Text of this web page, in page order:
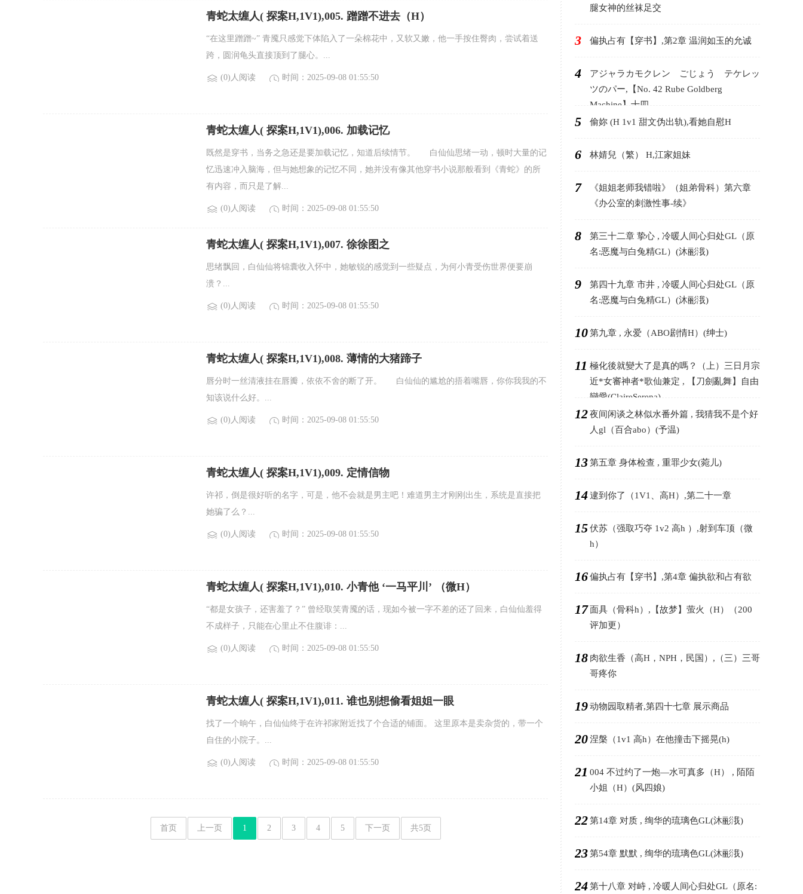
青蛇太缠人( 探案H,1V1),005. 蹭蹭不进去（H）
“在这里蹭蹭~” 青魇只感觉下体陷入了一朵棉花中，又软又嫩，他一手按住臀肉，尝试着送
跨，圆润龟头直接顶到了腿心。...
(0)人阅读 时间：2025-09-08 01:55:50
青蛇太缠人( 探案H,1V1),006. 加载记忆
既然是穿书，当务之急还是要加载记忆，知道后续情节。 白仙仙思绪一动，顿时大量的记
忆迅速冲入脑海，但与她想象的记忆不同，她并没有像其他穿书小说那般看到《青蛇》的所
有内容，而只是了解...
(0)人阅读 时间：2025-09-08 01:55:50
青蛇太缠人( 探案H,1V1),007. 徐徐图之
思绪飘回，白仙仙将锦囊收入怀中，她敏锐的感觉到一些疑点，为何小青受伤世界便要崩
溃？...
(0)人阅读 时间：2025-09-08 01:55:50
青蛇太缠人( 探案H,1V1),008. 薄情的大猪蹄子
唇分时一丝清液挂在唇瓣，依依不舍的断了开。 白仙仙的尴尬的捂着嘴唇，你你我我的不
知该说什么好。...
(0)人阅读 时间：2025-09-08 01:55:50
青蛇太缠人( 探案H,1V1),009. 定情信物
许祁，倒是很好听的名字，可是，他不会就是男主吧！难道男主才刚刚出生，系统是直接把
她骗了么？...
(0)人阅读 时间：2025-09-08 01:55:50
青蛇太缠人( 探案H,1V1),010. 小青他 ‘一马平川’ （微H）
“都是女孩子，还害羞了？” 曾经取笑青魇的话，现如今被一字不差的还了回来，白仙仙羞得
不成样子，只能在心里止不住腹诽：...
(0)人阅读 时间：2025-09-08 01:55:50
青蛇太缠人( 探案H,1V1),011. 谁也别想偷看姐姐一眼
找了一个晌午，白仙仙终于在许祁家附近找了个合适的铺面。 这里原本是卖杂货的，带一个
自住的小院子。...
(0)人阅读 时间：2025-09-08 01:55:50
首页 上一页 1 2 3 4 5 下一页 共5页
腿女神的丝袜足交
3 偏执占有【穿书】,第2章 温润如玉的允诚
4
アジャラカモクレン ごじょう テケレッ
ツのパー,【No. 42 Rube Goldberg
Machine】十四
5 偷妳 (H 1v1 甜文伪出轨),看她自慰H
6 林婧兒（繁） H,江家姐妹
7
《姐姐老师我错啦》（姐弟骨科）第六章
《办公室的刺激性事-续》
8
第三十二章 挚心 , 冷暖人间心归处GL（原
名:恶魔与白兔精GL）(沐彨涐)
9
第四十九章 市井 , 冷暖人间心归处GL（原
名:恶魔与白兔精GL）(沐彨涐)
10第九章 , 永爱（ABO剧情H）(绅士)
11 極化後就變大了是真的嗎？（上）三日月宗
近*女審神者*歌仙兼定 , 【刀劍亂舞】自由
戀愛(ClaireSerena)
12夜间闲谈之林似水番外篇 , 我猜我不是个好
人gl（百合abo）(予温)
13第五章 身体检查 , 重罪少女(菀儿)
14逮到你了（1V1、高H）,第二十一章
15伏苏（强取巧夺 1v2 高h ）,射到车顶（微
h）
16偏执占有【穿书】,第4章 偏执欲和占有欲
17面具（骨科h）,【故梦】萤火（H）（200
评加更）
18 肉欲生香（高H，NPH，民国）,（三）三哥
哥疼你
19动物园取精者,第四十七章 展示商品
20涅槃（1v1 高h）在他撞击下摇晃(h)
21 004 不过约了一炮—水可真多（H） , 陌陌
小姐（H）(风四娘)
22第14章 对质 , 绚华的琉璃色GL(沐彨涐)
23第54章 默默 , 绚华的琉璃色GL(沐彨涐)
24第十八章 对峙 , 冷暖人间心归处GL（原名: